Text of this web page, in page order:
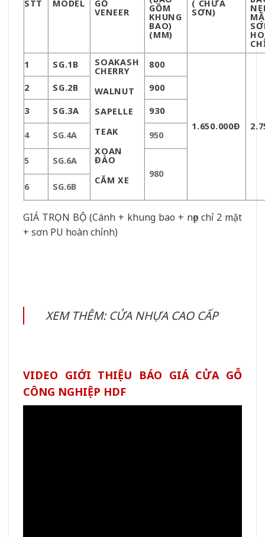
STT MODEL GỖ
VENEER GỒM
KHUNG
BAO)
(MM)
( CHƯA
SƠN)
1
SG.1B SOAKASH
CHERRY
WALNUT
SAPELLE
TEAK
XOAN
ĐÀO
CĂM XE
800
1.650.000Đ
2 SG.2B 900
3 SG.3A 930
4 SG.4A 950
5
SG.6A
980
6
SG.6B
GIÁ TRỌN BỘ (Cánh + khung bao + nẹp chỉ 2 mặt
+ sơn PU hoàn chỉnh)
XEM THÊM: CỬA NHỰA CAO CẤP
VIDEO GIỚI THIỆU BÁO GIÁ CỬA GỖ
CÔNG NGHIỆP HDF